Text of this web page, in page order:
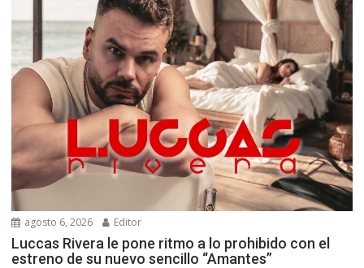
agosto 6, 2026 Editor
Luccas Rivera le pone ritmo a lo prohibido con el
estreno de su nuevo sencillo “Amantes”